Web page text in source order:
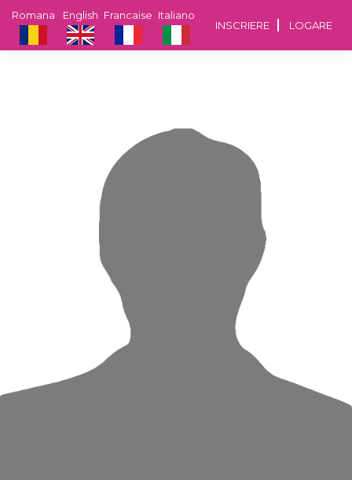
INSCRIERE LOGARE
Italiano
Francaise
English
Romana